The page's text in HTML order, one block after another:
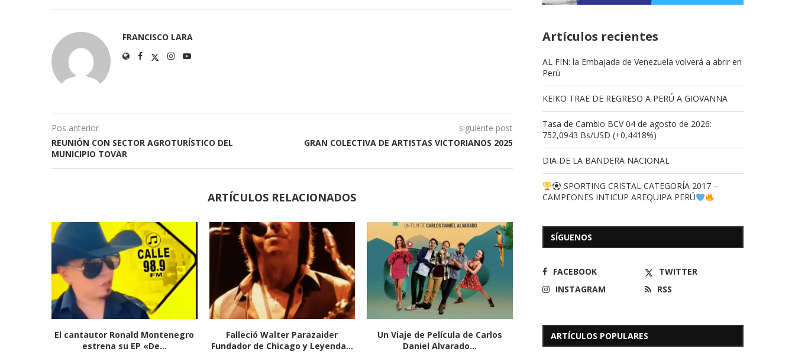
FRANCISCO LARA
Pos anterior
REUNIÓN CON SECTOR AGROTURÍSTICO DEL
MUNICIPIO TOVAR
siguiente post
GRAN COLECTIVA DE ARTISTAS VICTORIANOS 2025
ARTÍCULOS RELACIONADOS
El cantautor Ronald Montenegro
estrena su EP «De...
Falleció Walter Parazaider
Fundador de Chicago y Leyenda...
Un Viaje de Película de Carlos
Daniel Alvarado...
La Actriz Patricia Schwarzgruber
operada de emergencia
salsa y
Artículos recientes
AL FIN: la Embajada de Venezuela volverá a abrir en
Perú
KEIKO TRAE DE REGRESO A PERÚ A GIOVANNA
Tasa de Cambio BCV 04 de agosto de 2026:
752,0943 Bs/USD (+0,4418%)
DIA DE LA BANDERA NACIONAL
SPORTING CRISTAL CATEGORÍA 2017 –
CAMPEONES INTICUP AREQUIPA PERÚ
SÍGUENOS
FACEBOOK
TWITTER
INSTAGRAM
RSS
ARTÍCULOS POPULARES